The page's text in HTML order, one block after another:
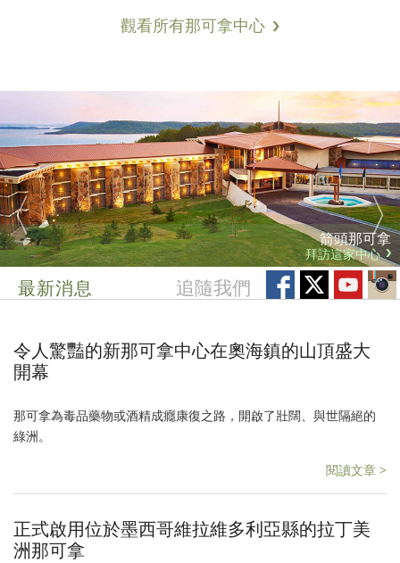
觀看所有那可拿中心
箭頭那可拿
拜訪這家中心
追隨我們
最新消息
令人驚豔的新那可拿中心在奧海鎮的山頂盛大
開幕
那可拿為毒品藥物或酒精成癮康復之路，開啟了壯闊、與世隔絕的
綠洲。
閱讀文章 >
正式啟用位於墨西哥維拉維多利亞縣的拉丁美
洲那可拿